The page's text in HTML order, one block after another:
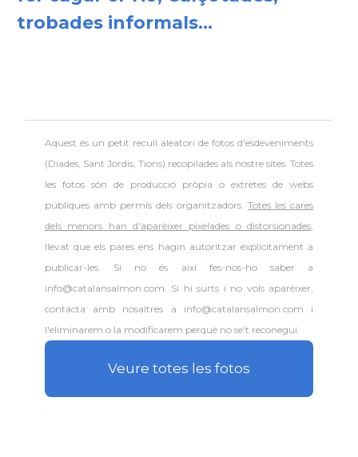
trobades informals...
Aquest és un petit recull aleatori defotos d'esdeveniments
(Diades, Sant Jordis, Tions) recopilades als nostre sites. Totes
les fotos són de producció pròpia o extretes de webs
públiques amb permís dels organitzadors.Totes les cares
dels menors han d'aparèixer pixelades o distorsionades,
llevat que els pares ens hagin autoritzar explícitament a
publicar-les. Si no és així fes-nos-ho saber a
info@catalansalmon.com. Si hi surts i no vols aparèixer,
contacta amb nosaltres a info@catalansalmon.com i
l'eliminarem o la modificarem perquè no se't reconegui.
Veure totes les fotos